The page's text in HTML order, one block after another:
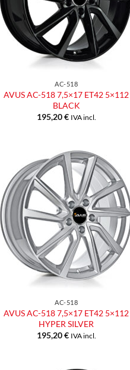
AC-518
AVUS AC-518 7,5×17 ET42 5×112
BLACK
195,20€ IVA incl.
Aggiungi
alla lista
dei
desideri
AC-518
AVUS AC-518 7,5×17 ET42 5×112
HYPER SILVER
195,20€ IVA incl.